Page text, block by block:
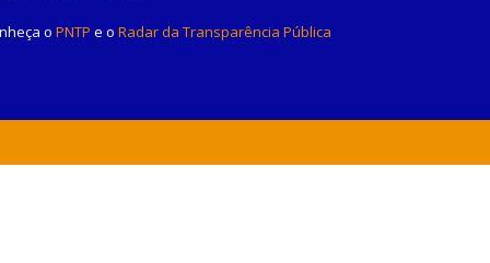
o PNTP e o Radar da Transparência Pública